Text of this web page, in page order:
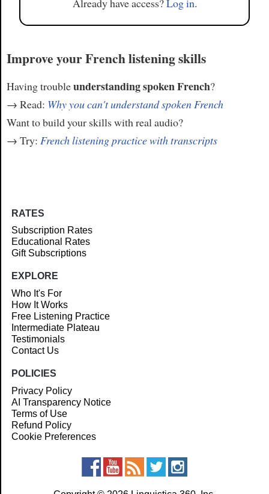
Improve your French listening skills
Having troubleunderstanding spoken French?
→ Read: Why you can't understand spoken French
Want to build your skills with real audio?
→ Try: French listening practice with transcripts
RATES
Subscription Rates
Educational Rates
Gift Subscriptions
EXPLORE
Who It's For
How It Works
Free Listening Practice
Intermediate Plateau
Testimonials
Contact Us
POLICIES
Privacy Policy
AI Transparency Notice
Terms of Use
Refund Policy
Cookie Preferences